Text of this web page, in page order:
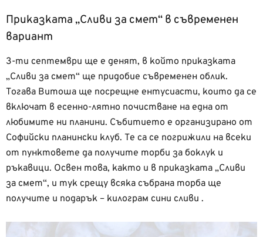
Приказката „Сливи за смет“ в съвременен
вариант
3-ти септември ще е денят, в който приказката
„Сливи за смет“ ще придобие съвременен облик.
Тогава Витоша ще посрещне ентусиасти, които да се
включат в есенно-лятно почистване на една от
любимите ни планини. Събитието е организирано от
Софийски планински клуб. Те са се погрижили на всеки
от пунктовете да получите торби за боклук и
ръкавици. Освен това, както и в приказката „Сливи
за смет“, и тук срещу всяка събрана торба ще
получите и подарък – килограм сини сливи .